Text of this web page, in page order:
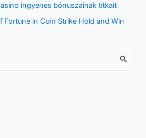
ingyenes bónuszainak titkait
Fortune in Coin Strike Hold and Win